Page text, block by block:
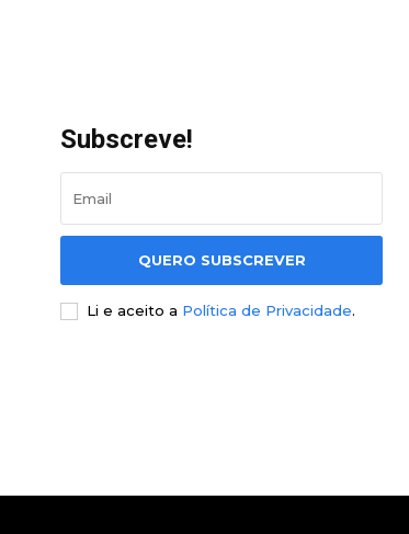
Subscreve!
QUERO SUBSCREVER
Li e aceito a Política de Privacidade.